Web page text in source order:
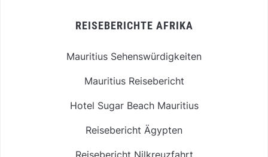
REISEBERICHTE AFRIKA
Mauritius Sehenswürdigkeiten
Mauritius Reisebericht
Hotel Sugar Beach Mauritius
Reisebericht Ägypten
Reisebericht Nilkreuzfahrt